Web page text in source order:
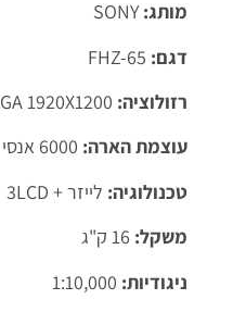
מותג:SONY
דגם:
רזולוציה:
עוצמת הארה:
טכנולוגיה: לייזר + 3LCD
משקל:
ניגודיות: